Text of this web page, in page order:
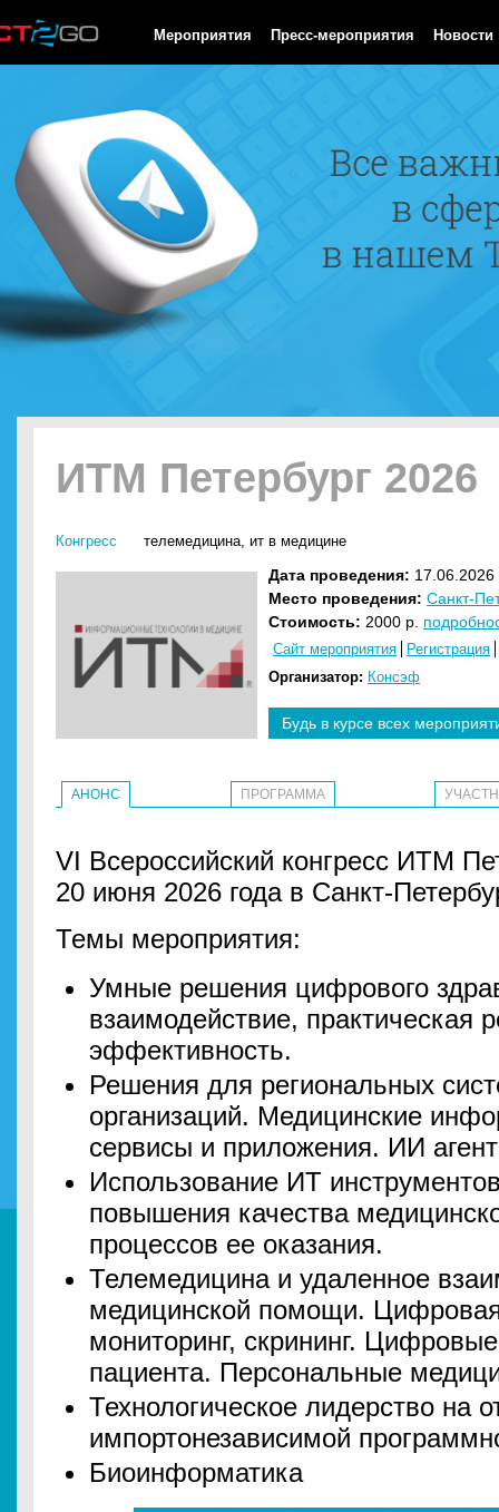
Мероприятия Пресс-мероприятия Новости
ИТМ Петербург 2026
Конгресс телемедицина, ит в медицине
Дата проведения:
Место проведения: Санкт-
Стоимость: 2000 р.
Сайт мероприятия
Регистрация
Организатор: Консэф
Будь в курсе всех
АНОНС ПРОГРАММА
VI Всероссийский конгресс ИТМ
20 июня 2026 года в Санкт-
Темы мероприятия:
Умные решения цифрового
взаимодействие, практическая
эффективность.
Решения для региональных
организаций. Медицинские
сервисы и приложения. ИИ
Использование ИТ
повышения качества
процессов ее оказания.
Телемедицина и удаленное
медицинской помощи. Цифровая
мониторинг, скрининг.
пациента. Персональные
Технологическое лидерство на
импортонезависимой
Биоинформатика